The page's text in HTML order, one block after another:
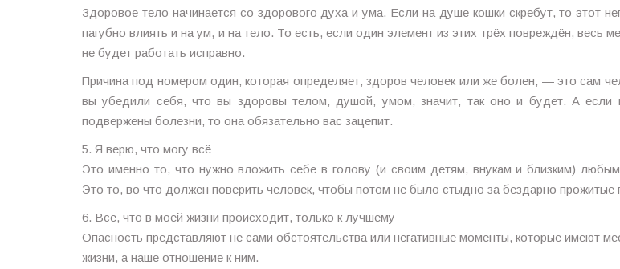
Здоровое тело начинается со здорового духа и ума. Если на душе кошки скребут, то этот
пагубно влиять и на ум, и на тело. То есть, если один элемент из этих трёх повреждён, весь
не будет работать исправно.
Причина под номером один, которая определяет, здоров человек или же болен, — это сам
вы убедили себя, что вы здоровы телом, душой, умом, значит, так оно и будет. А если
подвержены болезни, то она обязательно вас зацепит.
5. Я верю, что могу всё
Это именно то, что нужно вложить себе в голову (и своим детям, внукам и близким)
Это то, во что должен поверить человек, чтобы потом не было стыдно за бездарно прожитые
6. Всё, что в моей жизни происходит, только к лучшему
Опасность представляют не сами обстоятельства или негативные моменты, которые имеют
жизни, а наше отношение к ним.